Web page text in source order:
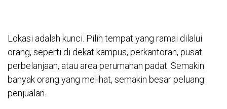
Lokasi adalah kunci. Pilih tempat yang ramai dilalui
orang, seperti di dekat kampus, perkantoran, pusat
perbelanjaan, atau area perumahan padat. Semakin
banyak orang yang melihat, semakin besar peluang
penjualan.